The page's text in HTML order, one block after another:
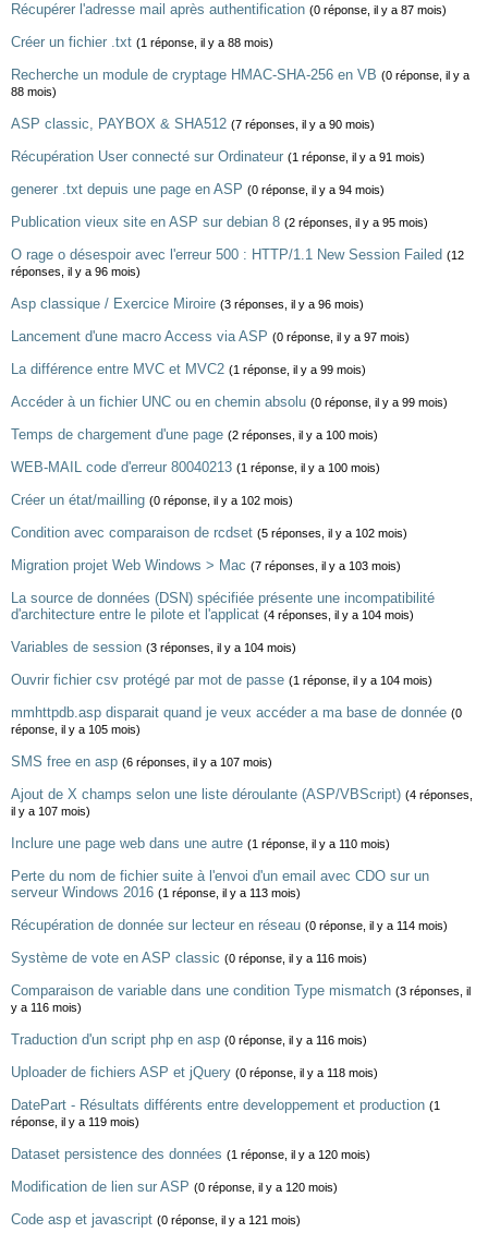
Récupérer l'adresse mail après authentification (0 réponse, il y a 87 mois)
Créer un fichier .txt (1 réponse, il y a 88 mois)
Recherche un module de cryptage HMAC-SHA-256 en VB (0 réponse, il y a
88 mois)
ASP classic, PAYBOX & SHA512 (7 réponses, il y a 90 mois)
Récupération User connecté sur Ordinateur (1 réponse, il y a 91 mois)
generer .txt depuis une page en ASP (0 réponse, il y a 94 mois)
Publication vieux site en ASP sur debian 8 (2 réponses, il y a 95 mois)
O rage o désespoir avec l'erreur 500 : HTTP/1.1 New Session Failed (12
réponses, il y a 96 mois)
Asp classique / Exercice Miroire (3 réponses, il y a 96 mois)
Lancement d'une macro Access via ASP (0 réponse, il y a 97 mois)
La différence entre MVC et MVC2 (1 réponse, il y a 99 mois)
Accéder à un fichier UNC ou en chemin absolu (0 réponse, il y a 99 mois)
Temps de chargement d'une page (2 réponses, il y a 100 mois)
WEB-MAIL code d'erreur 80040213 (1 réponse, il y a 100 mois)
Créer un état/mailling (0 réponse, il y a 102 mois)
Condition avec comparaison de rcdset (5 réponses, il y a 102 mois)
Migration projet Web Windows > Mac (7 réponses, il y a 103 mois)
La source de données (DSN) spécifiée présente une incompatibilité
d'architecture entre le pilote et l'applicat (4 réponses, il y a 104 mois)
Variables de session (3 réponses, il y a 104 mois)
Ouvrir fichier csv protégé par mot de passe (1 réponse, il y a 104 mois)
mmhttpdb.asp disparait quand je veux accéder a ma base de donnée (0
réponse, il y a 105 mois)
SMS free en asp (6 réponses, il y a 107 mois)
Ajout de X champs selon une liste déroulante (ASP/VBScript) (4 réponses,
il y a 107 mois)
Inclure une page web dans une autre (1 réponse, il y a 110 mois)
Perte du nom de fichier suite à l'envoi d'un email avec CDO sur un
serveur Windows 2016 (1 réponse, il y a 113 mois)
Récupération de donnée sur lecteur en réseau (0 réponse, il y a 114 mois)
Système de vote en ASP classic (0 réponse, il y a 116 mois)
Comparaison de variable dans une condition Type mismatch (3 réponses, il
y a 116 mois)
Traduction d'un script php en asp (0 réponse, il y a 116 mois)
Uploader de fichiers ASP et jQuery (0 réponse, il y a 118 mois)
DatePart - Résultats différents entre developpement et production (1
réponse, il y a 119 mois)
Dataset persistence des données (1 réponse, il y a 120 mois)
Modification de lien sur ASP (0 réponse, il y a 120 mois)
Code asp et javascript (0 réponse, il y a 121 mois)